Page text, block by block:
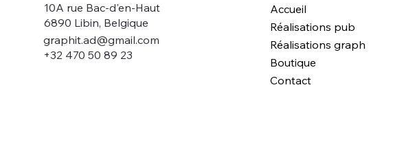
10A rue Bac-d'en-Haut
6890 Libin, Belgique
graphit.ad@gmail.com
+32 470 50 89 23
Accueil
Réalisations pub
Réalisations graph
Boutique
Contact